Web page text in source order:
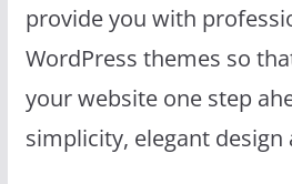
provide you with
WordPress themes so
your website one step
simplicity, elegant design